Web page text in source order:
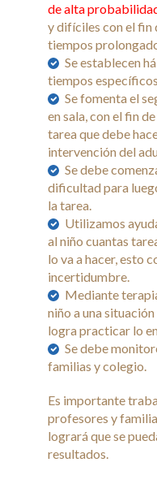
de alta
y difíciles con el fin
tiempos
Se establecen
tiempos
Se fomenta el
en sala, con el fin
tarea que debe
intervención del
Se debe
dificultad para
la tarea.
Utilizamos
al niño cuantas
lo va a hacer, esto
incertidumbre.
Mediante
niño a una
logra practicar lo
Se debe
familias y colegio.
Es importante
profesores y
logrará que se
resultados.